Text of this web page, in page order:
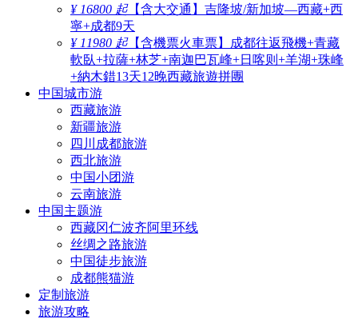
¥ 16800 起【含大交通】吉隆坡/新加坡—西藏+西
寧+成都9天
¥ 11980 起【含機票火車票】成都往返飛機+青藏
軟臥+拉薩+林芝+南迦巴瓦峰+日喀则+羊湖+珠峰
+納木錯13天12晚西藏旅遊拼團
中国城市游
西藏旅游
新疆旅游
四川成都旅游
西北旅游
中国小团游
云南旅游
中国主题游
西藏冈仁波齐阿里环线
丝绸之路旅游
中国徒步旅游
成都熊猫游
定制旅游
旅游攻略